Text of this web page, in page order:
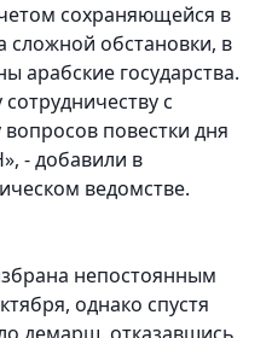
сохраняющейся в
сложной обстановки, в
арабские государства.
с
повестки дня
- добавили в
ведомстве.
непостоянным
однако спустя